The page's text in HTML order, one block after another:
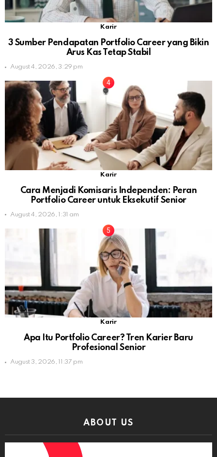
Karir
3 Sumber Pendapatan Portfolio Career yang Bikin
Arus Kas Tetap Stabil
August 4, 2026, 3:29 pm
Karir
Cara Menjadi Komisaris Independen: Peran
Portfolio Career untuk Eksekutif Senior
August 4, 2026, 1:31 am
Karir
Apa Itu Portfolio Career? Tren Karier Baru
Profesional Senior
August 3, 2026, 11:37 pm
ABOUT US